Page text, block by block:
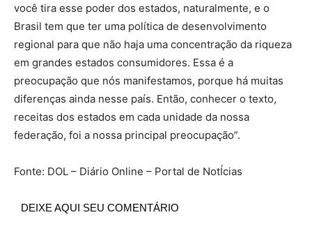
você tira esse poder dos estados, naturalmente, e o
Brasil tem que ter uma política de desenvolvimento
regional para que não haja uma concentração da riqueza
em grandes estados consumidores. Essa é a
preocupação que nós manifestamos, porque há muitas
diferenças ainda nesse país. Então, conhecer o texto,
receitas dos estados em cada unidade da nossa
federação, foi a nossa principal preocupação”.
Fonte: DOL – Diário Online – Portal de NotÍcias
DEIXE AQUI SEU COMENTÁRIO